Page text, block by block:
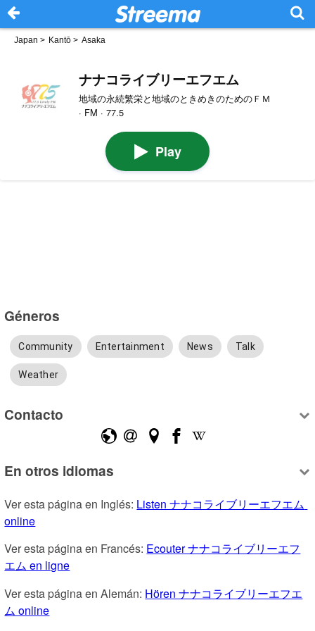
Japan > Kantō > Asaka
ナナコライブリーエフエム
地域の永続繁栄と地域のときめきのためのＦＭ
· FM · 77.5
Play
Géneros
Community Entertainment News Talk
Weather
Contacto
En otros idiomas
Ver esta página en Inglés: Listen ナナコライブリーエフエム
online
Ver esta página en Francés: Ecouter ナナコライブリーエフ
エム en ligne
Ver esta página en Alemán: Hören ナナコライブリーエフエ
ム online